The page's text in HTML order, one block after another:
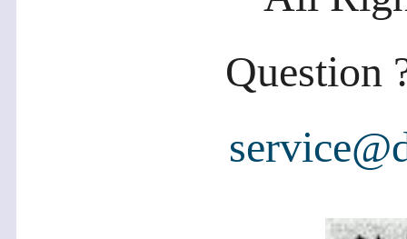
Question